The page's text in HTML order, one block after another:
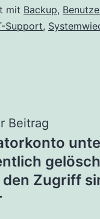
mit Backup,
Support,
Beitrag
den Zugriff